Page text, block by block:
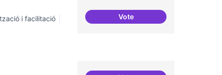
i facilitació
VoteIncubadora d'ILPs